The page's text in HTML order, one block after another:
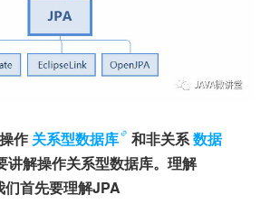
作 关系型数据库 和非关系数据
讲解操作关系型数据库。理解
首先要理解JPA